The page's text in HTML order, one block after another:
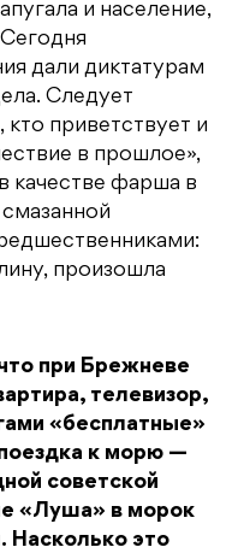
и население,
дали диктатурам
Следует
кто приветствует и
в прошлое»,
качестве фарша в
произошла
при Брежневе
телевизор,
«бесплатные»
к морю —
советской
«Луша» в морок
Насколько это